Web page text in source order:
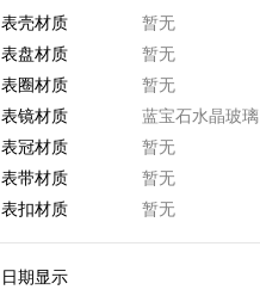
表壳材质
暂无
表盘材质
暂无
表圈材质
暂无
表镜材质
蓝宝石水晶玻璃
表冠材质
暂无
表带材质
暂无
表扣材质
暂无
日期显示